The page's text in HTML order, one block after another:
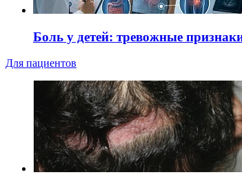
Боль у детей: тревожные
Для пациентов